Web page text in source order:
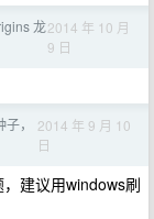
龙2014 年 10 月
9 日
，
2014 年 9 月 10
日
建议用windows刷